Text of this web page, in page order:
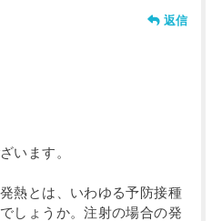
返信
います。
熱とは、いわゆる予防接種
しょうか。注射の場合の発